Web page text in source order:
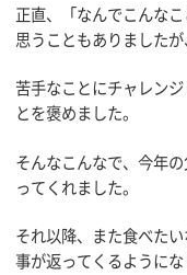
正直、「なんでこんな
思うこともありましたが、
苦手なことにチャレン
とを褒めました。
そんなこんなで、今年
ってくれました。
それ以降、また食べた
事が返ってくるようにな